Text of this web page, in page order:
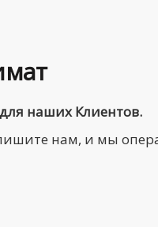
наших Клиентов.
нам, и мы